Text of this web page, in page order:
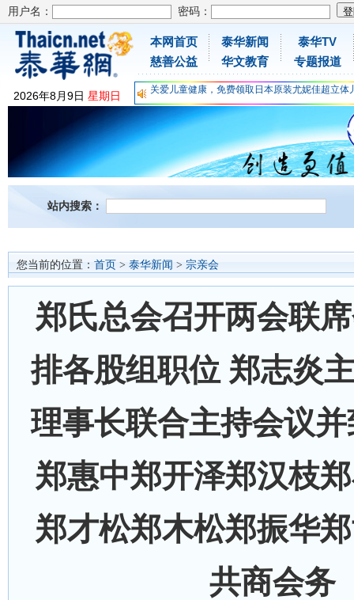
用户名： 密码：
2026年8月9日 星期日
本网首页
慈善公益
泰华新闻
华文教育
泰华TV
专题报道
为时不晚，人体胶原蛋白维C应该这样补充
关爱儿童健康，免费领取日本原装尤妮佳超立体
抗击疫情：每天一瓶增强自身免疫力！
为时不晚，人体胶原蛋白维C应该这样补充
关爱儿童健康，免费领取日本原装尤妮佳超立体
抗击疫情：每天一瓶增强自身免疫力！
站内搜索：
您当前的位置： 首页 > 泰华新闻 > 宗亲会
郑氏总会召开两会联
排各股组职位 郑志炎
理事长联合主持会议
郑惠中郑开泽郑汉枝
郑才松郑木松郑振华
共商会务